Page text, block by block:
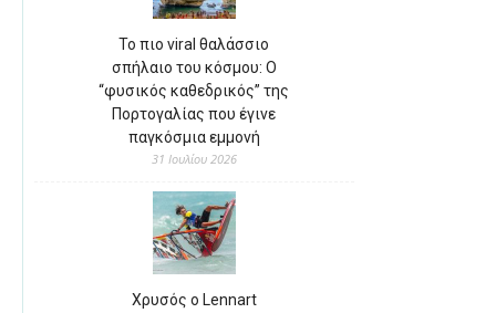
Το πιο viral θαλάσσιο
σπήλαιο του κόσμου: Ο
“φυσικός καθεδρικός” της
Πορτογαλίας που έγινε
παγκόσμια εμμονή
31 Ιουλίου 2026
Χρυσός ο Lennart